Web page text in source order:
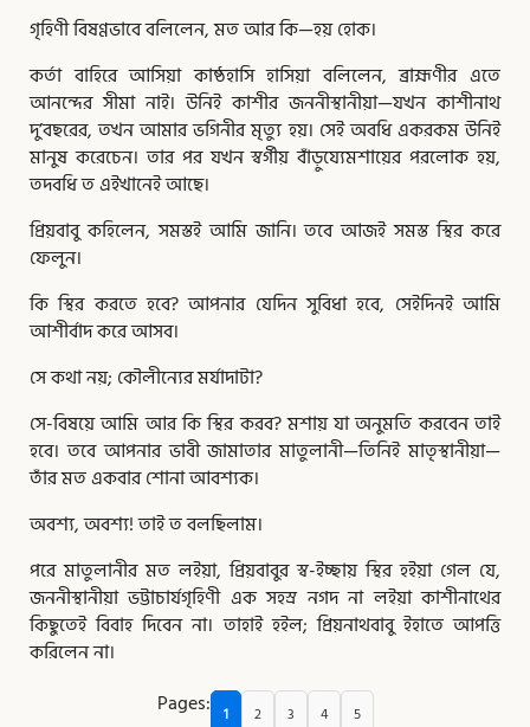
গৃহিণী বিষণ্ণভাবে বলিলেন, মত আর কি—হয় হোক।
কর্তা বাহিরে আসিয়া কাষ্ঠহাসি হাসিয়া বলিলেন, ব্রাহ্মণীর এতে
আনন্দের সীমা নাই। উনিই কাশীর জননীস্থানীয়া—যখন কাশীনাথ
দু’বছরের, তখন আমার ভগিনীর মৃত্যু হয়। সেই অবধি একরকম উনিই
মানুষ করেচেন। তার পর যখন স্বর্গীয় বাঁড়ুয্যেমশায়ের পরলোক হয়,
তদবধি ত এইখানেই আছে।
প্রিয়বাবু কহিলেন, সমস্তই আমি জানি। তবে আজই সমস্ত স্থির করে
ফেলুন।
কি স্থির করতে হবে? আপনার যেদিন সুবিধা হবে, সেইদিনই আমি
আশীর্বাদ করে আসব।
সে কথা নয়; কৌলীন্যের মর্যাদাটা?
সে-বিষয়ে আমি আর কি স্থির করব? মশায় যা অনুমতি করবেন তাই
হবে। তবে আপনার ভাবী জামাতার মাতুলানী—তিনিই মাতৃস্থানীয়া—
তাঁর মত একবার শোনা আবশ্যক।
অবশ্য, অবশ্য! তাই ত বলছিলাম।
পরে মাতুলানীর মত লইয়া, প্রিয়বাবুর স্ব-ইচ্ছায় স্থির হইয়া গেল যে,
জননীস্থানীয়া ভট্টাচার্যগৃহিণী এক সহস্র নগদ না লইয়া কাশীনাথের
কিছুতেই বিবাহ দিবেন না। তাহাই হইল; প্রিয়নাথবাবু ইহাতে আপত্তি
করিলেন না।
Pages:
1 2 3 4 5